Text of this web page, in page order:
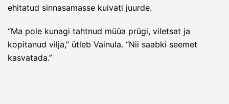
ehitatud sinnasamasse kuivati juurde.
“Ma pole kunagi tahtnud müüa prügi, viletsat ja
kopitanud vilja,” ütleb Vainula. “Nii saabki seemet
kasvatada.”